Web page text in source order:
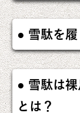
雪駄を
雪駄は
とは？